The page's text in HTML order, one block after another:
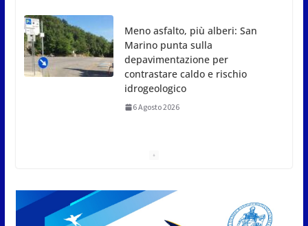
6 Agosto 2026
San Marino. USL: l’inferno di
Marcinelle diventi monito e
memoria collettiva
6 Agosto 2026
Protezione Civile San Marino.